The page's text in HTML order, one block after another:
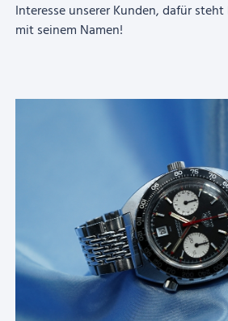
Interesse unserer Kunden, dafür steht
mit seinem Namen!